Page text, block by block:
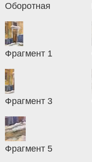
Оборотная
Фрагмент 1
Фрагмент 3
Фрагмент 5